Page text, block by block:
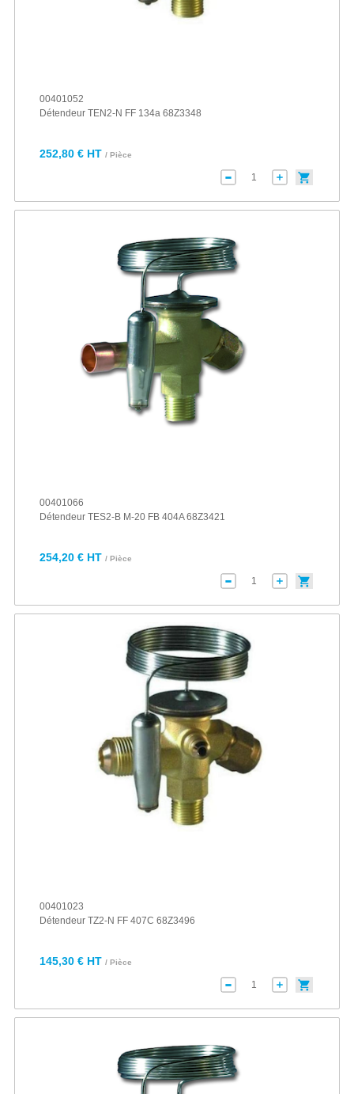
00401052
Détendeur TEN2-N FF 134a 68Z3348
252,80 € HT / Pièce
00401066
Détendeur TES2-B M-20 FB 404A 68Z3421
254,20 € HT / Pièce
00401023
Détendeur TZ2-N FF 407C 68Z3496
145,30 € HT / Pièce